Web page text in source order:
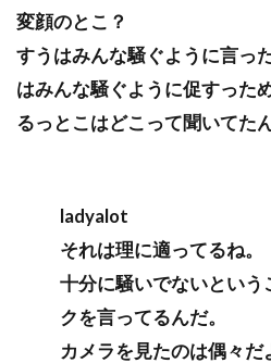
変顔のとこ？
すうはみんな騒ぐように言っ
はみんな騒ぐように促すった
るっとこはどこって聞いてたん
ladyalot
それは理に適ってるね。
十分に騒いでないとい
クを言ってるんだ。
カメラを見たのは偶々だ